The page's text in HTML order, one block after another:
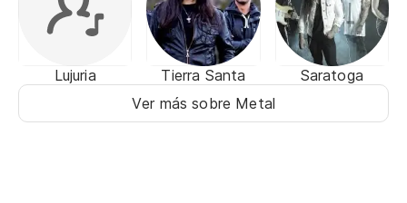
Lujuria Tierra Santa
Saratoga
Ver más sobre Metal